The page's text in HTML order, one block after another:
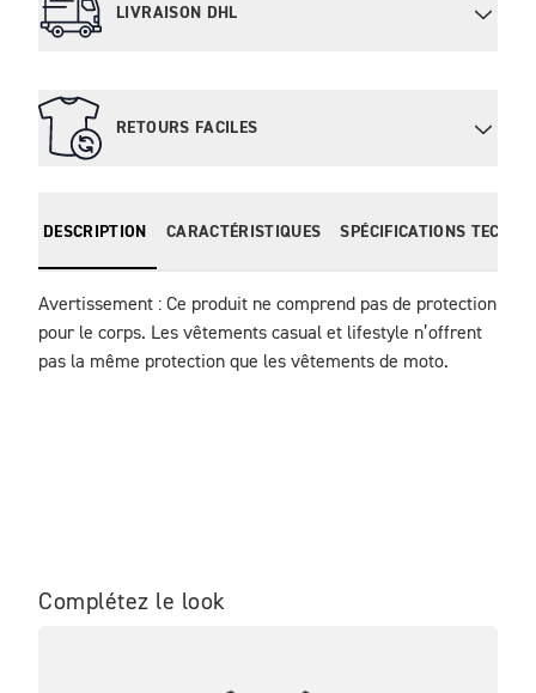
LIVRAISON DHL
RETOURS FACILES
DESCRIPTION CARACTÉRISTIQUES SPÉCIFICATIONS
Avertissement : Ce produit ne comprend pas de protection
pour le corps. Les vêtements casual et lifestyle n’offrent
pas la même protection que les vêtements de moto.
Complétez le look